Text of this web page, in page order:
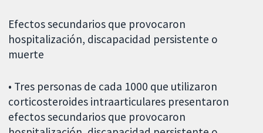
Efectos secundarios que provocaron
hospitalización, discapacidad persistente o
muerte
• Tres personas de cada 1000 que utilizaron
corticosteroides intraarticulares presentaron
efectos secundarios que provocaron